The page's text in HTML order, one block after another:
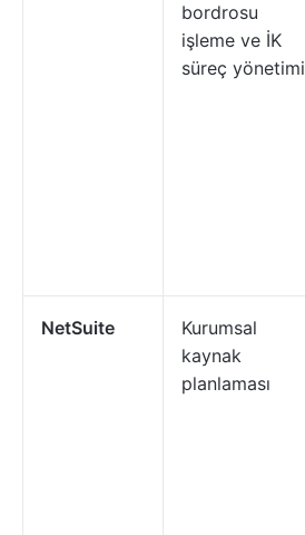
bordrosu
işleme ve İK
süreç yönetimi
NetSuite
Kurumsal
kaynak
planlaması